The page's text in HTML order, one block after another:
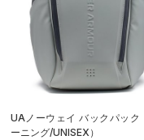
UAノーウェイ バックパック
ーニング/UNISEX）